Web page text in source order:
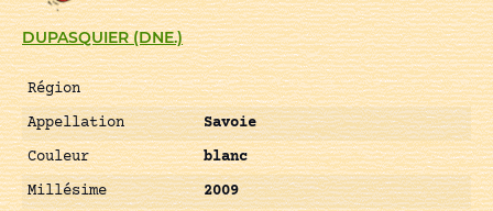
DUPASQUIER (DNE.)
Région
Appellation
Savoie
Couleur
blanc
Millésime
2009